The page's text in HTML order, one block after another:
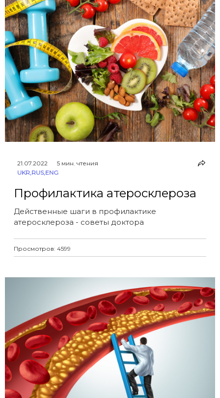
21.07.2022
5 мин. чтения
UKR,RUS,ENG
Профилактика атеросклероза
Действенные шаги в профилактике
атеросклероза - советы доктора
Просмотров: 4599